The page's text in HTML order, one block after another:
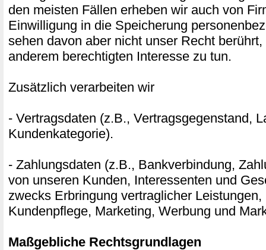
den meisten Fällen erheben wir auch von
Einwilligung in die Speicherung
sehen davon aber nicht unser Recht
anderem berechtigten Interesse zu tun.
Zusätzlich verarbeiten wir
- Vertragsdaten (z.B., Vertragsgegenstand,
Kundenkategorie).
- Zahlungsdaten (z.B., Bankverbindung,
von unseren Kunden, Interessenten und
zwecks Erbringung vertraglicher
Kundenpflege, Marketing, Werbung und
Maßgebliche Rechtsgrundlagen